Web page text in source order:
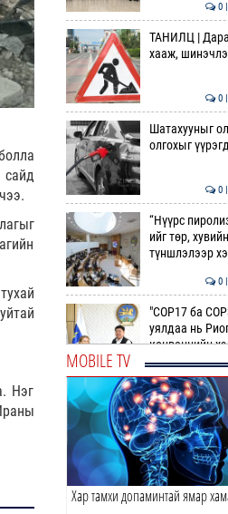
Нэг
0 |
ТАНИЛЦ |
хааж,
0 |
Шатахууныг
олгохыг
0 |
“Нүүрс
ийг төр,
түншлэлээр
0 |
"COP17 ба
уялдаа нь
конвенцийн
ахиул…
Монгол
шатахуун
0
MOBILE TV
Хар тамхи допаминтай ямар